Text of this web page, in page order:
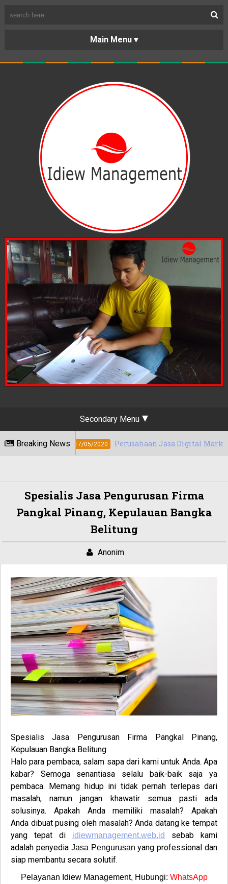
BERANDA
PORTOFOLIO
KARIR
KERJASAMA
LAYANAN
Secondary Menu
Breaking News
17/05/2020 Perusahaan Jasa Digital Marketing
Spesialis Jasa Pengurusan Firma
Pangkal Pinang, Kepulauan Bangka
Belitung
Anonim
SpesialisJasa Pengurusan Firma Pangkal Pinang,
Kepulauan Bangka Belitung
Halo para pembaca, salam sapa dari kami untuk Anda. Apa
kabar? Semoga senantiasa selalu baik-baik saja ya
pembaca. Memang hidup ini tidak pernah terlepas dari
masalah, namun jangan khawatir semua pasti ada
solusinya. Apakah Anda memiliki masalah? Apakah
Anda dibuat pusing oleh masalah? Anda datang ke tempat
yang tepat di
idiewmanagement.web.id
sebab kami
adalah penyedia Jasa Pengurusan yang professional dan
siap membantu secara solutif.
Pelayanan Idiew Management, Hubungi: WhatsApp